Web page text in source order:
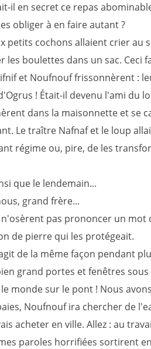
il en secret ce repas
obliger à en faire autant ?
petits cochons allaient crier au
les boulettes dans un sac. Ceci
et Noufnouf frissonnèrent :
! Était-il devenu l'ami du
dans la maisonnette et se
Le traître Nafnaf et le loup
régime ou, pire, de les
que le lendemain...
grand frère...
n'osèrent pas prononcer un
de pierre qui les protégeait.
de la même façon pendant
grand portes et fenêtres sous
monde sur le pont ! Nous
Noufnouf ira chercher de
acheter en ville. Allez : au
paroles horrifiées sortirent